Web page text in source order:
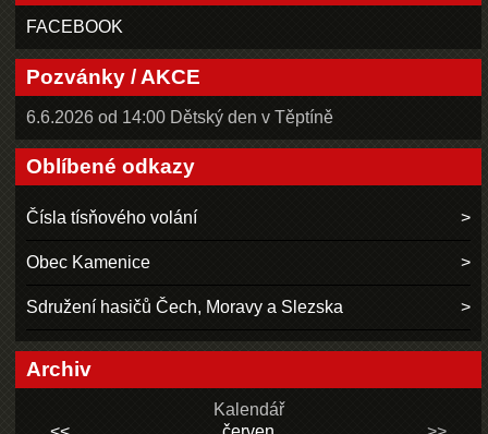
FACEBOOK
Pozvánky / AKCE
6.6.2026 od 14:00 Dětský den v Těptíně
Oblíbené odkazy
Čísla tísňového volání
Obec Kamenice
Sdružení hasičů Čech, Moravy a Slezska
Archiv
Kalendář